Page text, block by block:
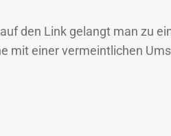
den Link gelangt man zu
mit einer vermeintlichen